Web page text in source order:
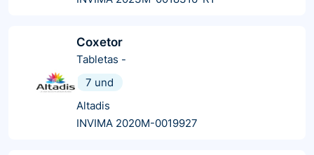
Coxetor
Tabletas -
7 und
Altadis
INVIMA 2020M-0019927